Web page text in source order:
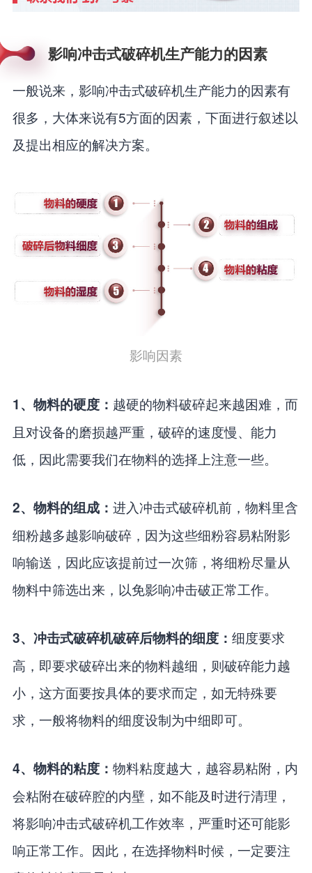
影响冲击式破碎机生产能力的因素
一般说来，影响冲击式破碎机生产能力的因素有
很多，大体来说有5方面的因素，下面进行叙述以
及提出相应的解决方案。
影响因素
1、物料的硬度： 越硬的物料破碎起来越困难，而
且对设备的磨损越严重，破碎的速度慢、能力
低，因此需要我们在物料的选择上注意一些。
2、物料的组成： 进入冲击式破碎机前，物料里含
细粉越多越影响破碎，因为这些细粉容易粘附影
响输送，因此应该提前过一次筛，将细粉尽量从
物料中筛选出来，以免影响冲击破正常工作。
3、冲击式破碎机破碎后物料的细度： 细度要求
高，即要求破碎出来的物料越细，则破碎能力越
小，这方面要按具体的要求而定，如无特殊要
求，一般将物料的细度设制为中细即可。
4、物料的粘度： 物料粘度越大，越容易粘附，内
会粘附在破碎腔的内壁，如不能及时进行清理，
将影响冲击式破碎机工作效率，严重时还可能影
响正常工作。因此，在选择物料时候，一定要注